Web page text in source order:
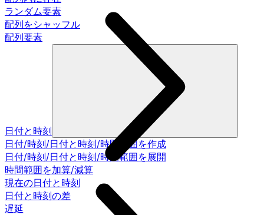
ランダム要素
配列をシャッフル
配列要素
日付と時刻
日付/時刻/日付と時刻/時間範囲を作成
日付/時刻/日付と時刻/時間範囲を展開
時間範囲を加算/減算
現在の日付と時刻
日付と時刻の差
遅延